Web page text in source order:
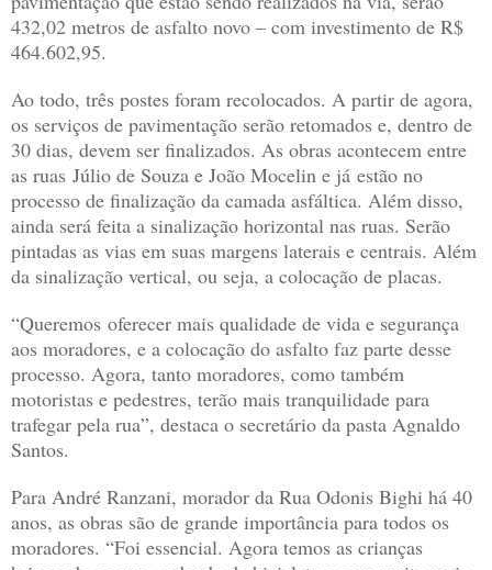
432,02 metros de asfalto novo – com investimento de R$
464.602,95.
Ao todo, três postes foram recolocados. A partir de agora,
os serviços de pavimentação serão retomados e, dentro de
30 dias, devem ser finalizados. As obras acontecem entre
as ruas Júlio de Souza e João Mocelin e já estão no
processo de finalização da camada asfáltica. Além disso,
ainda será feita a sinalização horizontal nas ruas. Serão
pintadas as vias em suas margens laterais e centrais. Além
da sinalização vertical, ou seja, a colocação de placas.
“Queremos oferecer mais qualidade de vida e segurança
aos moradores, e a colocação do asfalto faz parte desse
processo. Agora, tanto moradores, como também
motoristas e pedestres, terão mais tranquilidade para
trafegar pela rua”, destaca o secretário da pasta Agnaldo
Santos.
Para André Ranzani, morador da Rua Odonis Bighi há 40
anos, as obras são de grande importância para todos os
moradores. “Foi essencial. Agora temos as crianças